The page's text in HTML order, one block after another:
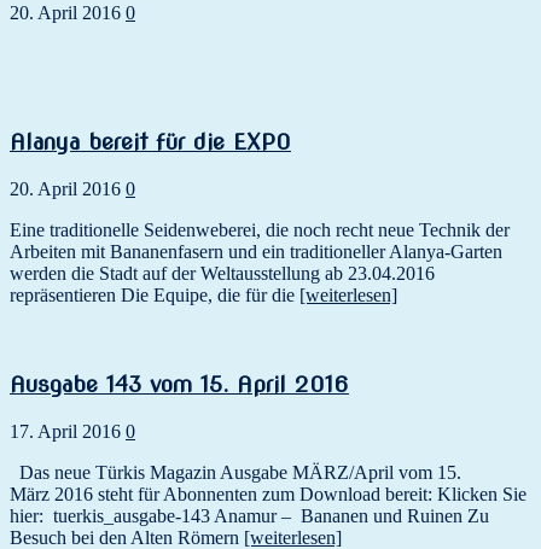
20. April 2016 0
Alanya bereit für die EXPO
20. April 2016 0
Eine traditionelle Seidenweberei, die noch recht neue Technik der
Arbeiten mit Bananenfasern und ein traditioneller Alanya-Garten
werden die Stadt auf der Weltausstellung ab 23.04.2016
repräsentieren Die Equipe, die für die [weiterlesen]
Ausgabe 143 vom 15. April 2016
17. April 2016 0
Das neue Türkis Magazin Ausgabe MÄRZ/April vom 15.
März 2016 steht für Abonnenten zum Download bereit: Klicken Sie
hier: tuerkis_ausgabe-143 Anamur – Bananen und Ruinen Zu
Besuch bei den Alten Römern [weiterlesen]